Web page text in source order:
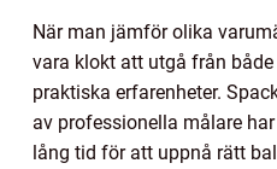
När man jämför olika
vara klokt att utgå från
praktiska erfarenheter.
av professionella målare
lång tid för att uppnå rätt